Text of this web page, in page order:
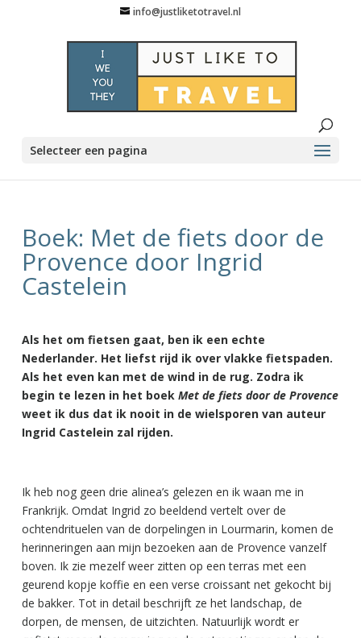
info@justliketotravel.nl
Selecteer een pagina
Boek: Met de fiets door de
Provence door Ingrid
Castelein
Als het om fietsen gaat, ben ik een echte
Nederlander. Het liefst rijd ik over vlakke fietspaden.
Als het even kan met de wind in de rug. Zodra ik
begin te lezen in het boek Met de fiets door de Provence
weet ik dus dat ik nooit in de wielsporen van auteur
Ingrid Castelein zal rijden.
Ik heb nog geen drie alinea’s gelezen en ik waan me in
Frankrijk. Omdat Ingrid zo beeldend vertelt over de
ochtendrituelen van de dorpelingen in Lourmarin, komen de
herinneringen aan mijn bezoeken aan de Provence vanzelf
boven. Ik zie mezelf weer zitten op een terras met een
geurend kopje koffie en een verse croissant net gekocht bij
de bakker. Tot in detail beschrijft ze het landschap, de
dorpen, de mensen, de uitzichten. Natuurlijk wordt er